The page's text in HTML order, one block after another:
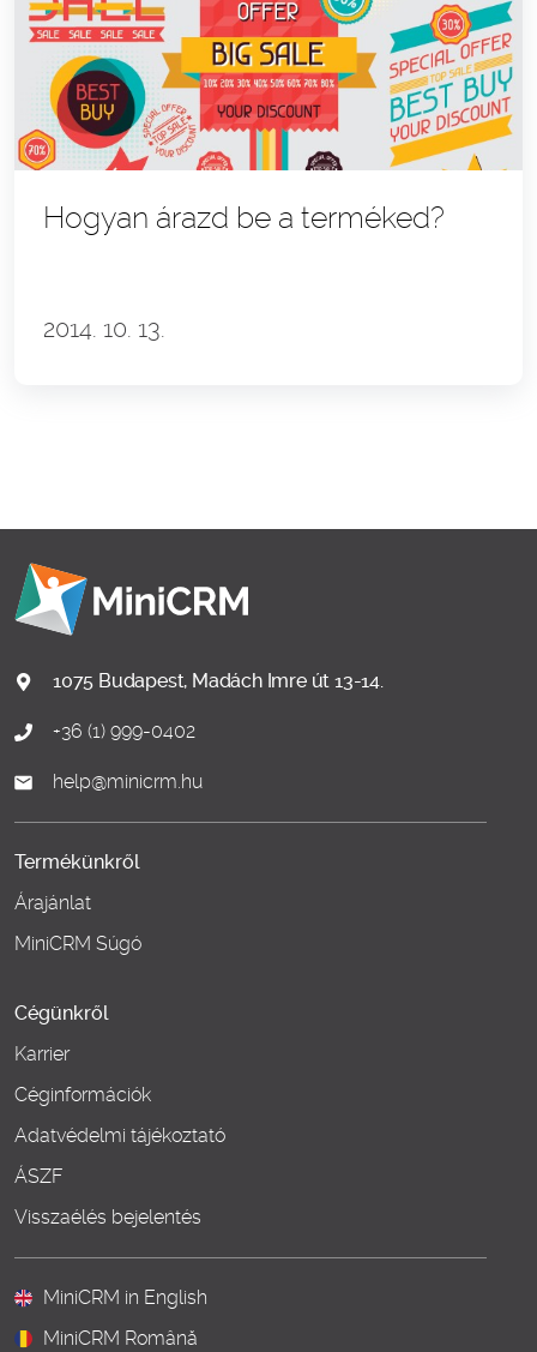
Hogyan árazd be a terméked?
2014. 10. 13.
1075 Budapest, Madách Imre út 13-14.
+36 (1) 999-0402
help@minicrm.hu
Termékünkről
Árajánlat
MiniCRM Súgó
Cégünkről
Karrier
Céginformációk
Adatvédelmi tájékoztató
ÁSZF
Visszaélés bejelentés
MiniCRM in English
MiniCRM Română